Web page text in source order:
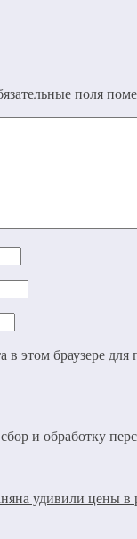
поля
в этом браузере
и обработку